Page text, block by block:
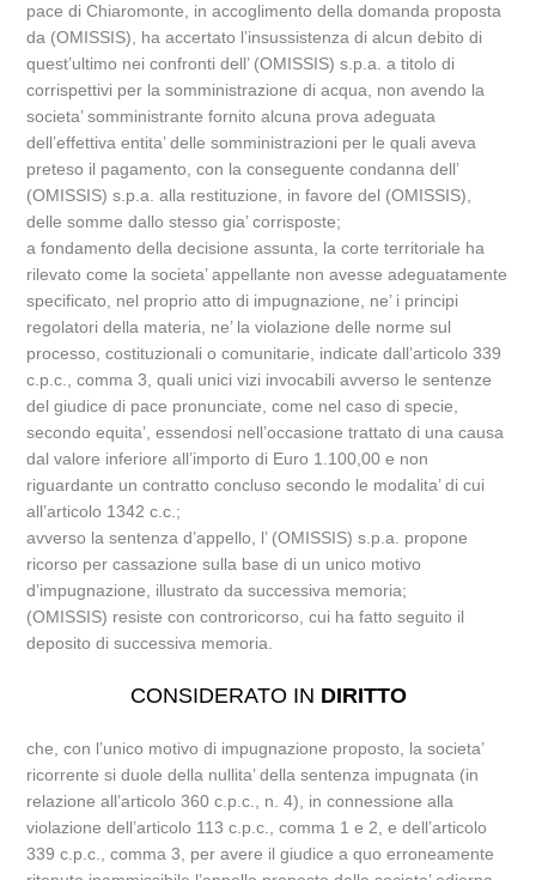
pace di Chiaromonte, in accoglimento della domanda proposta
da (OMISSIS), ha accertato l’insussistenza di alcun debito di
quest’ultimo nei confronti dell’ (OMISSIS) s.p.a. a titolo di
corrispettivi per la somministrazione di acqua, non avendo la
societa’ somministrante fornito alcuna prova adeguata
dell’effettiva entita’ delle somministrazioni per le quali aveva
preteso il pagamento, con la conseguente condanna dell’
(OMISSIS) s.p.a. alla restituzione, in favore del (OMISSIS),
delle somme dallo stesso gia’ corrisposte;
a fondamento della decisione assunta, la corte territoriale ha
rilevato come la societa’ appellante non avesse adeguatamente
specificato, nel proprio atto di impugnazione, ne’ i principi
regolatori della materia, ne’ la violazione delle norme sul
processo, costituzionali o comunitarie, indicate dall’articolo 339
c.p.c., comma 3, quali unici vizi invocabili avverso le sentenze
del giudice di pace pronunciate, come nel caso di specie,
secondo equita’, essendosi nell’occasione trattato di una causa
dal valore inferiore all’importo di Euro 1.100,00 e non
riguardante un contratto concluso secondo le modalita’ di cui
all’articolo 1342 c.c.;
avverso la sentenza d’appello, l’ (OMISSIS) s.p.a. propone
ricorso per cassazione sulla base di un unico motivo
d’impugnazione, illustrato da successiva memoria;
(OMISSIS) resiste con controricorso, cui ha fatto seguito il
deposito di successiva memoria.
CONSIDERATO IN DIRITTO
che, con l’unico motivo di impugnazione proposto, la societa’
ricorrente si duole della nullita’ della sentenza impugnata (in
relazione all’articolo 360 c.p.c., n. 4), in connessione alla
violazione dell’articolo 113 c.p.c., comma 1 e 2, e dell’articolo
339 c.p.c., comma 3, per avere il giudice a quo erroneamente